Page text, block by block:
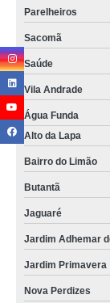
Parelheiros
Sacomã
Saúde
Vila Andrade
Água Funda
Alto da Lapa
Bairro do Limão
Butantã
Jaguaré
Jardim Adhemar
Jardim Primavera
Nova Perdizes